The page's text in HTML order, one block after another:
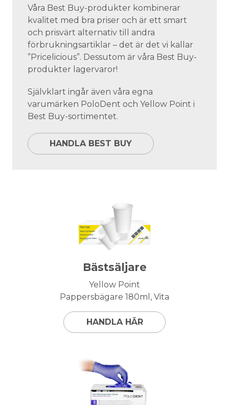
Våra Best Buy-produkter kombinerar
kvalitet med bra priser och är ett smart
och prisvärt alternativ till andra
förbrukningsartiklar – det är det vi kallar
”Pricelicious”. Dessutom är våra Best Buy-
produkter lagervaror!
Självklart ingår även våra egna
varumärken PoloDent och Yellow Point i
Best Buy-sortimentet.
HANDLA BEST BUY
Bästsäljare
Yellow Point
Pappersbägare 180ml, Vita
HANDLA HÄR